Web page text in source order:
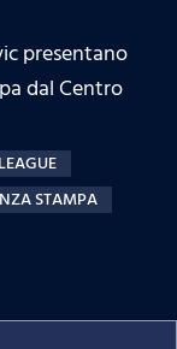
presentano
dal Centro
STAMPA